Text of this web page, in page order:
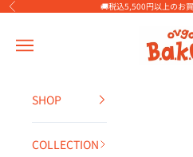
コンテンツへスキップ
前へ 🚚税込5,500円以上のお
メニューを開く
SHOP
COLLECTION